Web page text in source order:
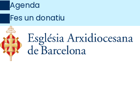
Agenda
Fes un donatiu